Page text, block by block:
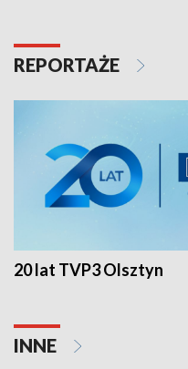
REPORTAŻE
20 lat TVP3 Olsztyn
INNE